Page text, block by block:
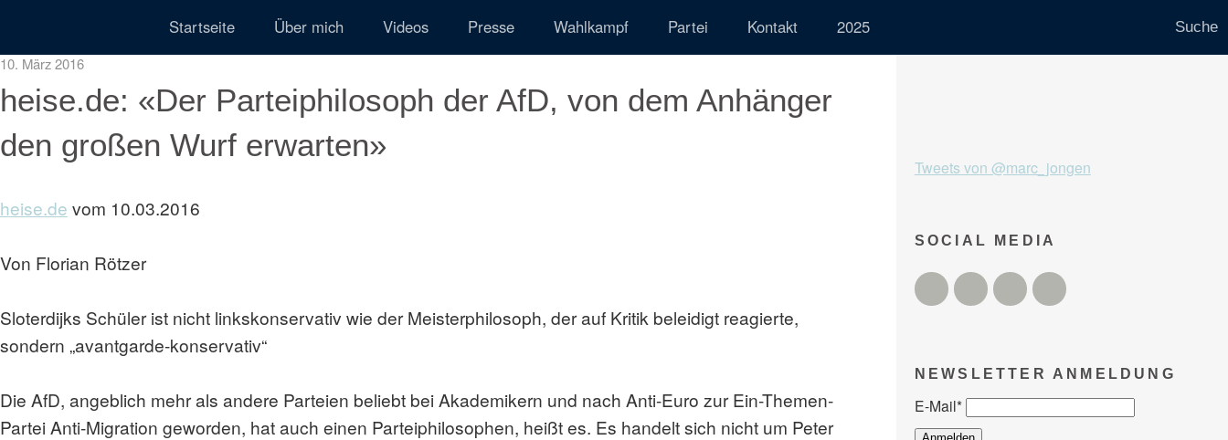
Startseite Über mich Videos Presse Wahlkampf Partei Kontakt 2025
10. März 2016
heise.de: «Der Parteiphilosoph der AfD, von dem Anhänger
den großen Wurf erwarten»
heise.de vom 10.03.2016
Von Florian Rötzer
Sloterdijks Schüler ist nicht linkskonservativ wie der Meisterphilosoph, der auf Kritik beleidigt reagierte,
sondern „avantgarde-konservativ“
Die AfD, angeblich mehr als andere Parteien beliebt bei Akademikern und nach Anti-Euro zur Ein-Themen-
Partei Anti-Migration geworden, hat auch einen Parteiphilosophen, heißt es. Es handelt sich nicht um Peter
Tweets von @marc_jongen
SOCIAL MEDIA
TwitterFacebookInstagramYouTube
NEWSLETTER ANMELDUNG
E-Mail*